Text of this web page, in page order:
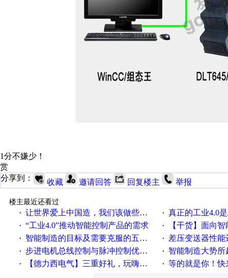
1分不嫌少！
赏
分享到：
收藏 邀请回答 回复楼主 举报
楼主最近还看过
· 让世界爱上中国造，我们该做些什么 · 真正的工业4.0
· “工业4.0”推动智能控制产品的需求 · 【干货】面向
· 智能制造的目标及需要克服的五个障碍 · 差压变送器性能达
· 步进电机总线控制与脉冲控制优缺点 · 智能制造大势所趋
· 【德力西电气】三重好礼，玩嗨夏日！ · 等的就是你！快来